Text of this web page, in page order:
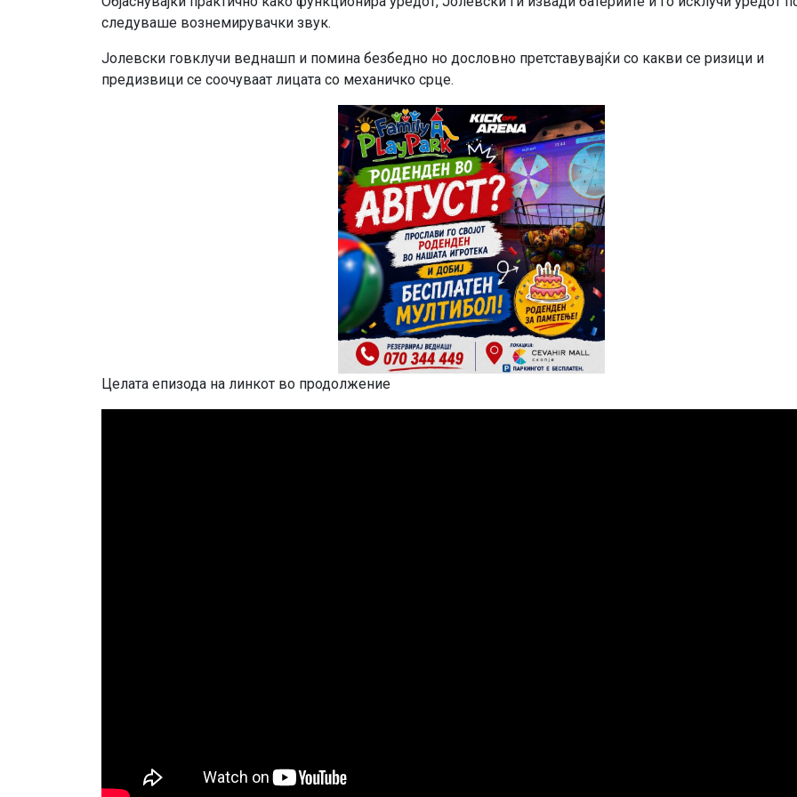
следуваше вознемирувачки звук.
Јолевски говклучи веднашп и помина безбедно но дословно претставувајќи со какви се ризици и
предизвици се соочуваат лицата со механичко срце.
Целата епизода на линкот во продолжение